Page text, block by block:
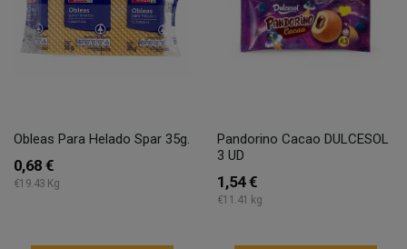
Obleas Para Helado Spar 35g.
0,68 €
€19.43 Kg
Pandorino Cacao DULCESOL
3 UD
1,54 €
€11.41 kg